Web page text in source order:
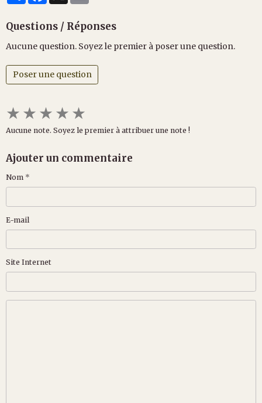
Questions / Réponses
Aucune question. Soyez le premier à poser une question.
Poser une question
★★★★★
Aucune note. Soyez le premier à attribuer une note !
Ajouter un commentaire
Nom
E-mail
Site Internet